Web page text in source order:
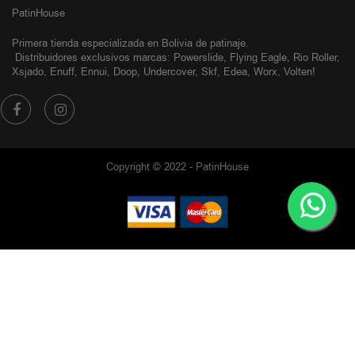
PatinHouse
Primera tienda especializada en Bolivia de patinaje.
Distribuidores exclusivos marcas: Powerslide, Flying Eagle, Rio Roller,
Xsjado, Enuff, Ennui, Doop, Undercover, Skf, Edea, Worx, Volten!
Copyright © 2022 - PatinHouse